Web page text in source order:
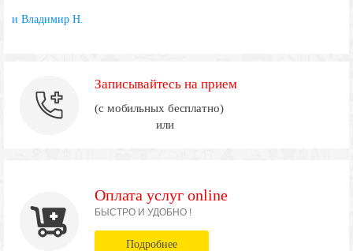
и Владимир Н.
Записывайтесь на прием
(с мобильных бесплатно)
или
Оплата услуг online
БЫСТРО И УДОБНО !
Подробнее